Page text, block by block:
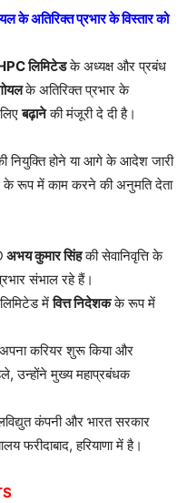
के अतिरिक्त प्रभार के विस्तार को
लिमिटेडके अध्यक्ष और प्रबंध
के अतिरिक्त प्रभार के
बढ़ानेकी मंजूरी दे दी है।
नियुक्ति होने या आगे के आदेश जारी
के रूप में काम करने की अनुमति देता
अभय कुमार सिंहकी सेवानिवृत्ति के
संभाल रहे हैं।
मेंवित्त निदेशकके रूप में
करियर शुरू किया और
उन्होंने मुख्य महाप्रबंधक
कंपनी और भारत सरकार
फरीदाबाद, हरियाणा में है।